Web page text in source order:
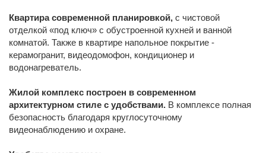
Квартира современной планировкой, с чистовой
отделкой «под ключ» с обустроенной кухней и ванной
комнатой. Также в квартире напольное покрытие -
керамогранит, видеодомофон, кондиционер и
водонагреватель.
Жилой комплекс построен в современном
архитектурном стиле с удобствами. В комплексе полная
безопасность благодаря круглосуточному
видеонаблюдению и охране.